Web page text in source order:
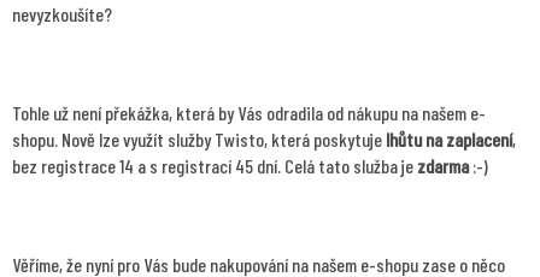
nevyzkoušíte?
Tohle už není překážka, která by Vás odradila od nákupu na našem e-
shopu. Nově lze využít služby Twisto, která poskytuje lhůtu na zaplacení,
bez registrace 14 a s registrací 45 dní. Celá tato služba je zdarma:-)
Věříme, že nyní pro Vás bude nakupování na našem e-shopu zase o něco